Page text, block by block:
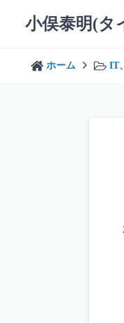
小俣泰明(タ
ホーム IT